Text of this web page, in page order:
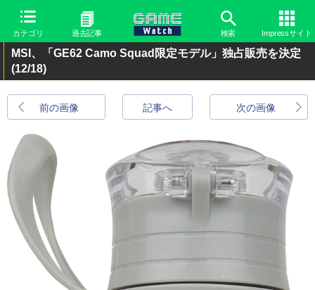
カテゴリ 過去記事 検索 Impressサイト
MSI、「GE62 Camo Squad限定モデル」独占販売を決定
(12/18)
前の画像 次の画像
記事へ